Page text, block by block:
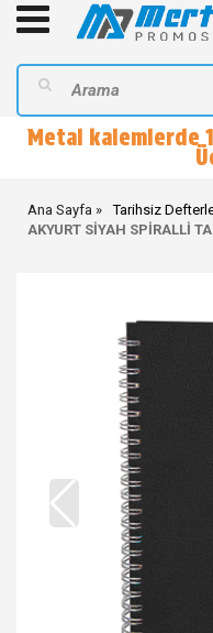
Metal kalemlerde
Ana Sayfa
Tarihsiz
AKYURT SİYAH SPİRALLİ